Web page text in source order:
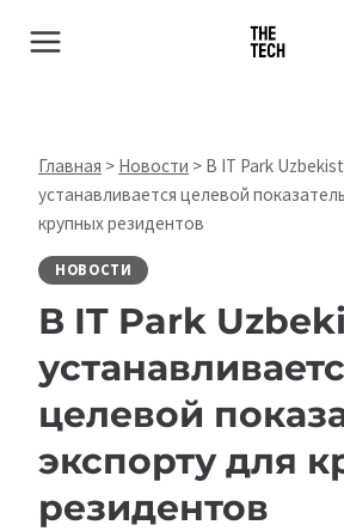
Главная > Новости > В IT Park
устанавливается целевой
крупных резидентов
НОВОСТИ
В IT Park
целевой
экспорту для
резидентов